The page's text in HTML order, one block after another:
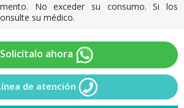
No exceder su consumo. Si los
su médico.
Solicítalo ahora
de atención